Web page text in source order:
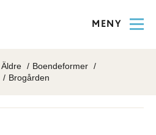
MENY
Äldre
Boendeformer
Brogården